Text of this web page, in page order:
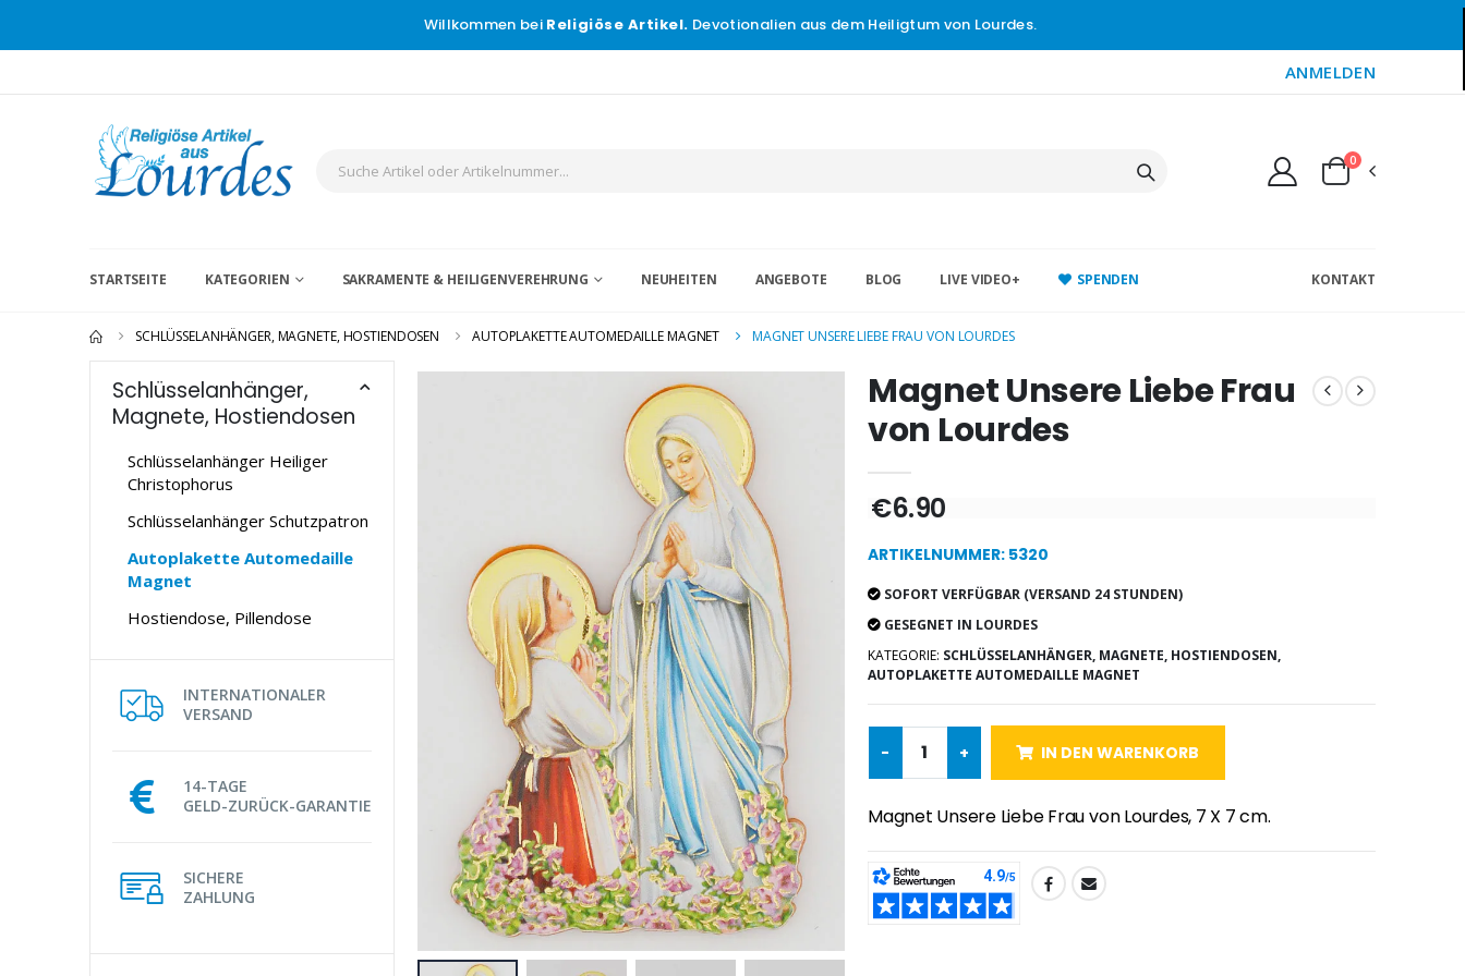
Willkommen bei Religiöse Artikel. Devotionalien aus dem Heiligtum von Lourdes.
ANMELDEN
0
STARTSEITE KATEGORIEN SAKRAMENTE & HEILIGENVEREHRUNG NEUHEITEN ANGEBOTE BLOG LIVE VIDEO+ SPENDEN KONTAKT
SCHLÜSSELANHÄNGER, MAGNETE, HOSTIENDOSEN AUTOPLAKETTE AUTOMEDAILLE MAGNET MAGNET UNSERE LIEBE FRAU VON LOURDES
Schlüsselanhänger,
Magnete, Hostiendosen
Schlüsselanhänger Heiliger
Christophorus
Schlüsselanhänger Schutzpatron
Autoplakette Automedaille
Magnet
Hostiendose, Pillendose
INTERNATIONALER
VERSAND
14-TAGE
GELD-ZURÜCK-GARANTIE
SICHERE
ZAHLUNG
Magnet Unsere Liebe Frau
von Lourdes
€6.90
ARTIKELNUMMER: 5320
SOFORT VERFÜGBAR (VERSAND 24 STUNDEN)
GESEGNET IN LOURDES
KATEGORIE: SCHLÜSSELANHÄNGER, MAGNETE, HOSTIENDOSEN,
AUTOPLAKETTE AUTOMEDAILLE MAGNET
- + IN DEN WARENKORB
Magnet Unsere Liebe Frau von Lourdes, 7 X 7 cm.
TEILEN: